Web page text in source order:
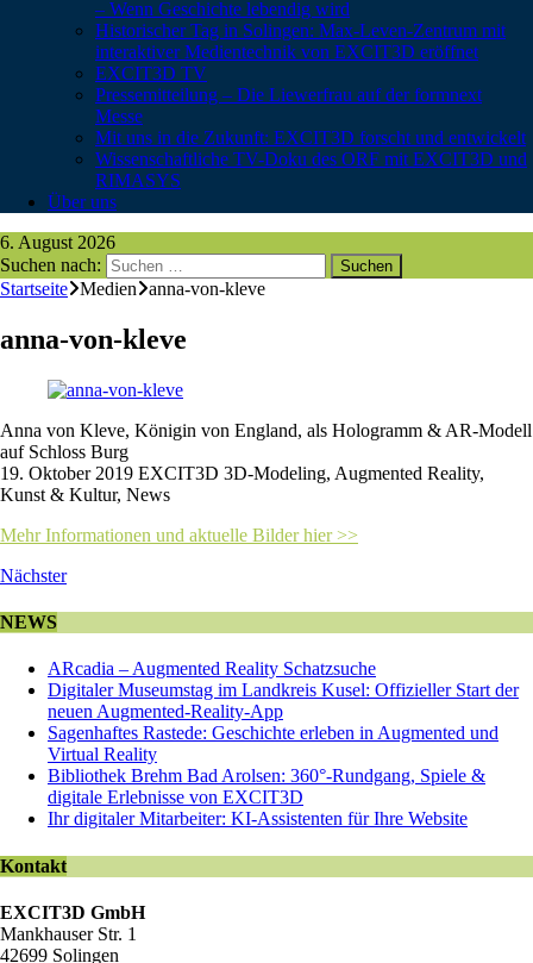
– Wenn Geschichte lebendig wird
Historischer Tag in Solingen: Max-Leven-Zentrum mit
interaktiver Medientechnik von EXCIT3D eröffnet
EXCIT3D TV
Pressemitteilung – Die Liewerfrau auf der formnext
Messe
Mit uns in die Zukunft: EXCIT3D forscht und entwickelt
Wissenschaftliche TV-Doku des ORF mit EXCIT3D und
RIMASYS
Über uns
6. August 2026
Suchen nach:
Startseite Medien anna-von-kleve
anna-von-kleve
Anna von Kleve, Königin von England, als Hologramm & AR-Modell
auf Schloss Burg
19. Oktober 2019 EXCIT3D 3D-Modeling, Augmented Reality,
Kunst & Kultur, News
Mehr Informationen und aktuelle Bilder hier >>
Nächster
NEWS
ARcadia – Augmented Reality Schatzsuche
Digitaler Museumstag im Landkreis Kusel: Offizieller Start der
neuen Augmented-Reality-App
Sagenhaftes Rastede: Geschichte erleben in Augmented und
Virtual Reality
Bibliothek Brehm Bad Arolsen: 360°-Rundgang, Spiele &
digitale Erlebnisse von EXCIT3D
Ihr digitaler Mitarbeiter: KI-Assistenten für Ihre Website
Kontakt
EXCIT3D GmbH
Mankhauser Str. 1
42699 Solingen